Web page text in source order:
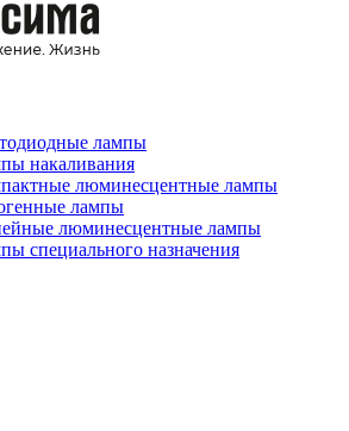
лампы
накаливания
люминесцентные лампы
лампы
люминесцентные лампы
специального назначения